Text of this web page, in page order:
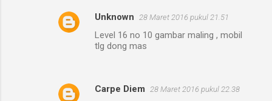
Unknown 28 Maret 2016 pukul 21.51
Level 16 no 10 gambar maling , mobil
tlg dong mas
Carpe Diem 28 Maret 2016 pukul 22.38